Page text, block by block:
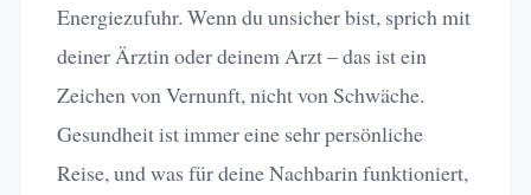
Energiezufuhr. Wenn du unsicher bist, sprich mit
deiner Ärztin oder deinem Arzt – das ist ein
Zeichen von Vernunft, nicht von Schwäche.
Gesundheit ist immer eine sehr persönliche
Reise, und was für deine Nachbarin funktioniert,